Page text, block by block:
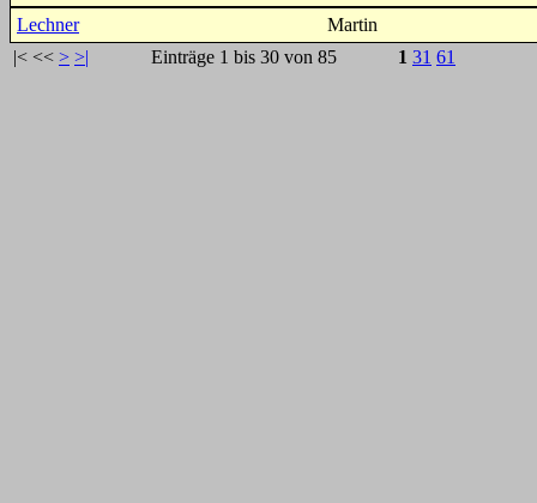
Lechner
Martin
|< << > >| Einträge 1 bis 30 von 85 1 31 61